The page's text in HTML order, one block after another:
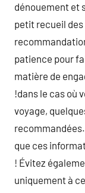
dénouement et
petit recueil des
patience pour
matière de
!dans le cas où
voyage,
que ces
! Évitez
uniquement à